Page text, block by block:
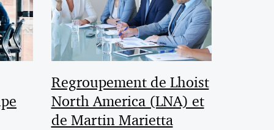
Regroupement de Lhoist
North America (LNA) et
de Martin Marietta